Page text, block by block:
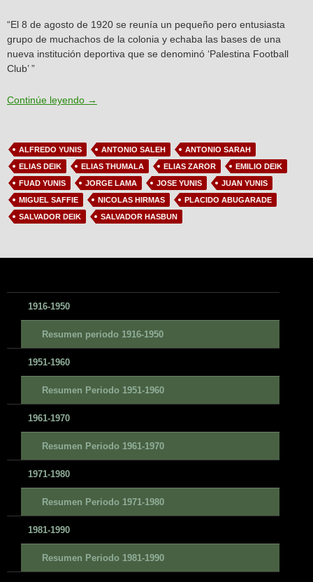
“El 8 de agosto de 1920 se reunía un pequeño pero entusiasta
grupo de muchachos de la colonia y echaba las bases de una
nueva institución deportiva que se denominó ‘Palestina Football
Club’ ”
Continúe leyendo Artículo N°2: Los primeros años del Club
→
ALFREDO YUNIS ANTONIO SALEH
ANTONIO SARAH
ELIAS DEIK
ELIAS THUMALA ELIAS ZAROR
EMILIO DEIK
FUAD YUNIS
JORGE LAMA JOSE YUNIS
JUAN YUNIS
MIGUEL SAFFIE
NICOLAS HIRMAS
PLACIDO ABUGARADE
SALVADOR DEIK
SALVADOR HASBUN
1916-1950
Resumen periodo 1916-1950
1951-1960
Resumen Periodo 1951-1960
1961-1970
Resumen Periodo 1961-1970
1971-1980
Resumen Periodo 1971-1980
1981-1990
Resumen Periodo 1981-1990